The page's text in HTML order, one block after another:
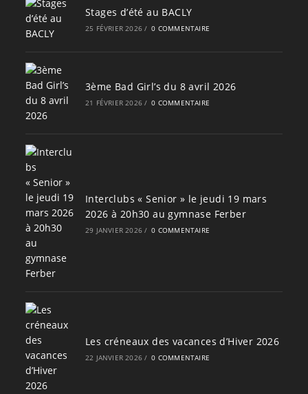
Stages d’été au BACLY
25 FÉVRIER 2026 / 0 COMMENTAIRE
3ème Bad Girl’s du 8 avril 2026
21 FÉVRIER 2026 / 0 COMMENTAIRE
Interclubs « Senior » le jeudi 19 mars
2026 à 20h30 au gymnase Ferber
29 JANVIER 2026 / 0 COMMENTAIRE
Les créneaux des vacances d’Hiver 2026
22 JANVIER 2026 / 0 COMMENTAIRE